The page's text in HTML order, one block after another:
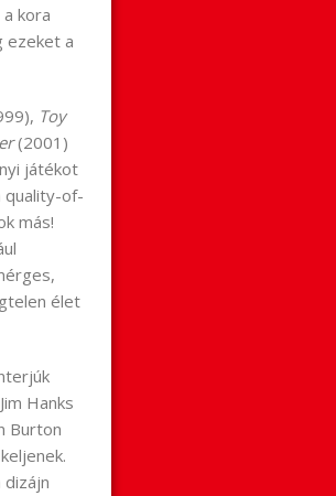
kora
ezeket a
Toy
(2001)
játékot
quality-of-
más!
élet
Hanks
Burton